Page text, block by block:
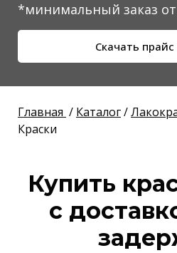
*минимальный заказ от
Скачать
Главная / Каталог/
Краски
Купить
с